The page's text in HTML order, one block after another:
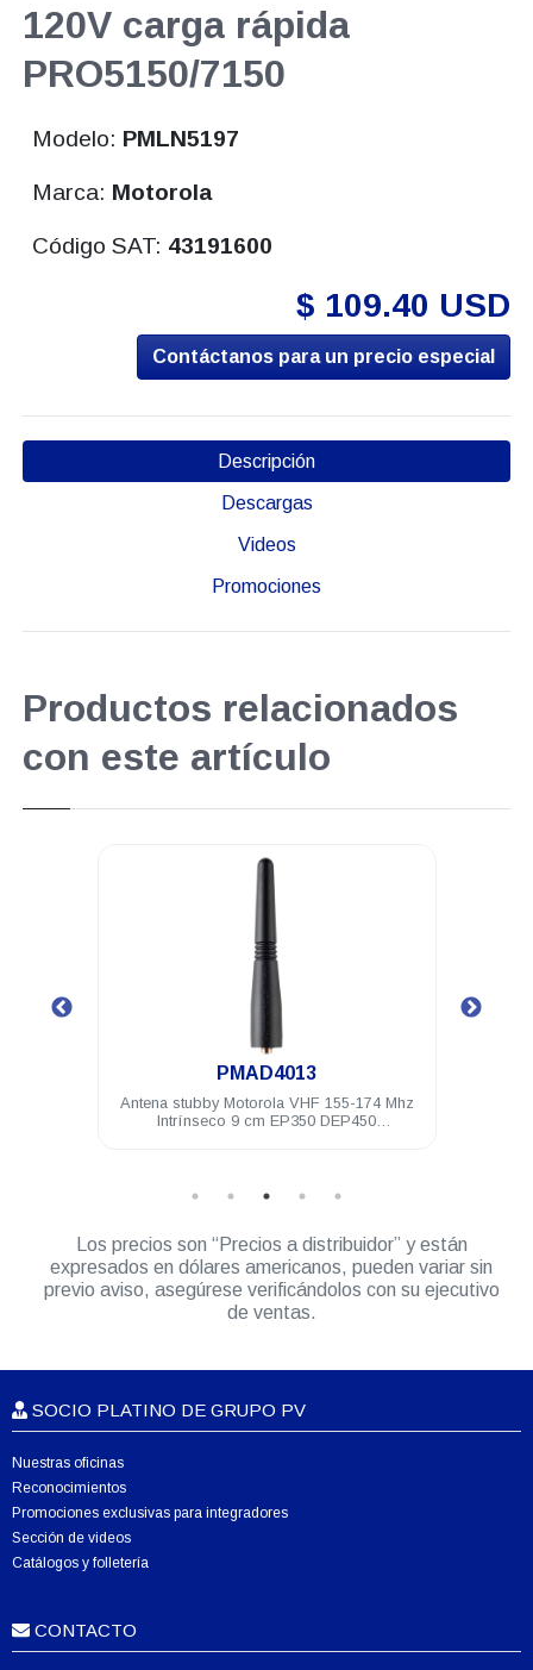
120V carga rápida
PRO5150/7150
Modelo: PMLN5197
Marca: Motorola
Código SAT: 43191600
$ 109.40 USD
Contáctanos para un precio especial
Descripción
Descargas
Videos
Promociones
Productos relacionados
con este artículo
.
PMAD4013
Antena stubby Motorola VHF 155-174 Mhz
Intrínseco 9 cm EP350 DEP450
Los precios son “Precios a distribuidor” y están
expresados en dólares americanos, pueden variar sin
previo aviso, asegúrese verificándolos con su ejecutivo
de ventas.
SOCIO PLATINO DE GRUPO PV
Nuestras oficinas
Reconocimientos
Promociones exclusivas para integradores
Sección de videos
Catálogos y folletería
CONTACTO